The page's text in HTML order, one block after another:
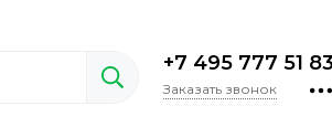
+7 495 777 51 83
Заказать звонок